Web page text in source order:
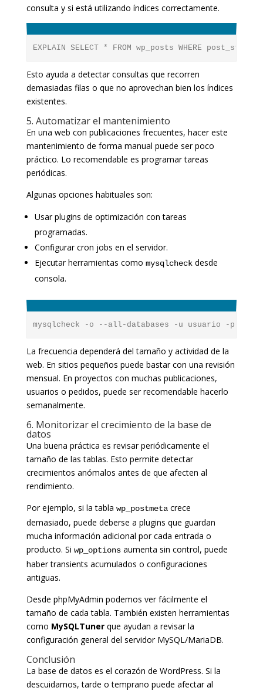
consulta y si está utilizando índices correctamente.
EXPLAIN SELECT * FROM wp_posts WHERE
Esto ayuda a detectar consultas que recorren
demasiadas filas o que no aprovechan bien los índices
existentes.
5. Automatizar el mantenimiento
En una web con publicaciones frecuentes, hacer este
mantenimiento de forma manual puede ser poco
práctico. Lo recomendable es programar tareas
periódicas.
Algunas opciones habituales son:
Usar plugins de optimización con tareas
programadas.
Configurar cron jobs en el servidor.
Ejecutar herramientas como mysqlcheckdesde
consola.
mysqlcheck -o --all-databases -u usuario -p
La frecuencia dependerá del tamaño y actividad de la
web. En sitios pequeños puede bastar con una revisión
mensual. En proyectos con muchas publicaciones,
usuarios o pedidos, puede ser recomendable hacerlo
semanalmente.
6. Monitorizar el crecimiento de la base de
datos
Una buena práctica es revisar periódicamente el
tamaño de las tablas. Esto permite detectar
crecimientos anómalos antes de que afecten al
rendimiento.
Por ejemplo, si la tabla wp_postmetacrece
demasiado, puede deberse a plugins que guardan
mucha información adicional por cada entrada o
producto. Si wp_optionsaumenta sin control, puede
haber transients acumulados o configuraciones
antiguas.
Desde phpMyAdmin podemos ver fácilmente el
tamaño de cada tabla. También existen herramientas
como MySQLTunerque ayudan a revisar la
configuración general del servidor MySQL/MariaDB.
Conclusión
La base de datos es el corazón de WordPress. Si la
descuidamos, tarde o temprano puede afectar al